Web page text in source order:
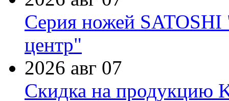
Серия ножей
центр"
2026 авг 07
Скидка на продукцию